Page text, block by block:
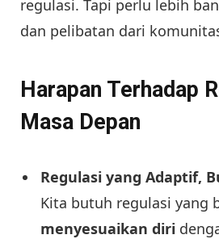
regulasi. Tapi perlu lebih
dan pelibatan dari
Harapan Terhadap
Masa Depan
Regulasi yang Adaptif,
Kita butuh regulasi yang
menyesuaikan diri